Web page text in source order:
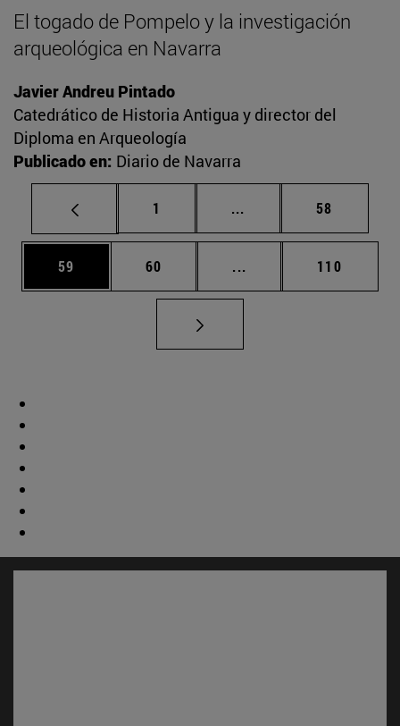
El togado de Pompelo y la investigación
arqueológica en Navarra
Javier Andreu Pintado
Catedrático de Historia Antigua y director del
Diploma en Arqueología
Publicado en: Diario de Navarra
Página
1 ... Páginas intermedias
Página
58
Página
59 Página
60 ... Páginas intermedias
Página
110